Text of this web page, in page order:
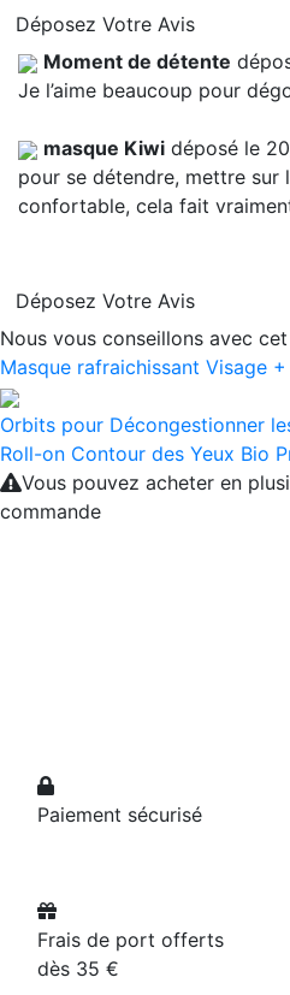
Déposez Votre Avis
Moment de détente
Je l’aime beaucoup pour
masque Kiwi déposé le
pour se détendre, mettre sur
confortable, cela fait
Déposez Votre Avis
Nous vous conseillons avec
Masque rafraichissant Visage
Orbits pour Décongestionner
Roll-on Contour des Yeux Bio
Vous pouvez acheter en
commande
Paiement sécurisé
Frais de port offerts
dès 35 €